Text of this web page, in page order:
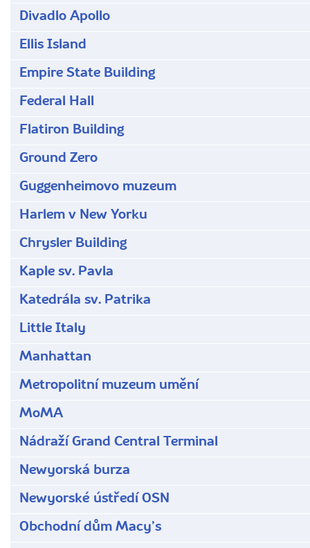
Divadlo Apollo
Ellis Island
Empire State Building
Federal Hall
Flatiron Building
Ground Zero
Guggenheimovo muzeum
Harlem v New Yorku
Chrysler Building
Kaple sv. Pavla
Katedrála sv. Patrika
Little Italy
Manhattan
Metropolitní muzeum umění
MoMA
Nádraží Grand Central Terminal
Newyorská burza
Newyorské ústředí OSN
Obchodní dům Macyʼs